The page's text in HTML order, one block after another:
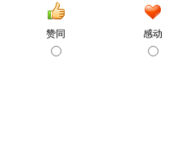
赞同 感动